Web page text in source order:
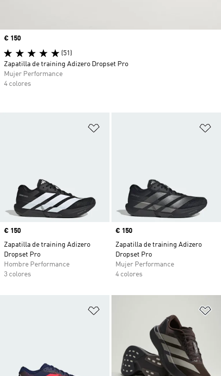
Precio
€ 150
Zapatilla de training Adizero
Dropset Pro
Hombre Performance
3 colores
Precio
€ 150
Zapatilla de training Adizero
Dropset Pro
Mujer Performance
4 colores
Precio
€ 150
(51)
Zapatilla de training Adizero Dropset Pro
Mujer Performance
4 colores